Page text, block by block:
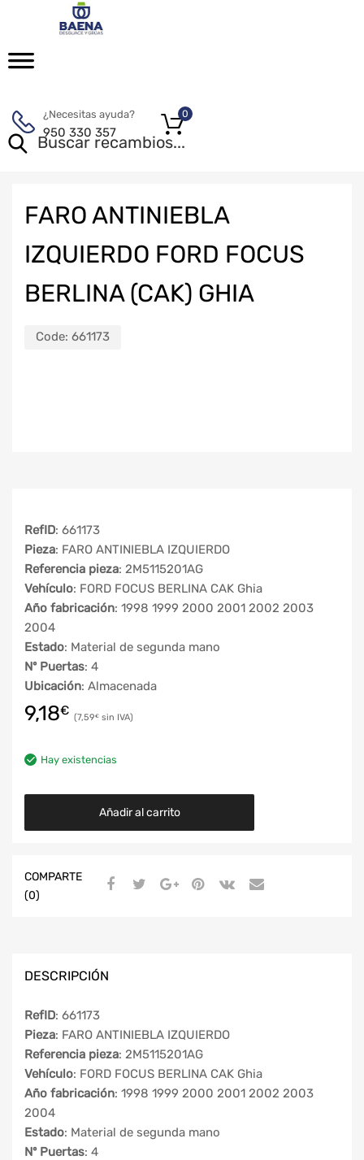
¿Necesitas ayuda?
950 330 357
0
FARO ANTINIEBLA
IZQUIERDO FORD FOCUS
BERLINA (CAK) GHIA
Code: 661173
RefID: 661173
Pieza: FARO ANTINIEBLA IZQUIERDO
Referencia pieza: 2M5115201AG
Vehículo: FORD FOCUS BERLINA CAK Ghia
Año fabricación: 1998 1999 2000 2001 2002 2003
2004
Estado: Material de segunda mano
Nº Puertas: 4
Ubicación: Almacenada
9,18€ 7,59€
Hay existencias
Añadir al carrito
COMPARTE
(0)
DESCRIPCIÓN
RefID: 661173
Pieza: FARO ANTINIEBLA IZQUIERDO
Referencia pieza: 2M5115201AG
Vehículo: FORD FOCUS BERLINA CAK Ghia
Año fabricación: 1998 1999 2000 2001 2002 2003
2004
Estado: Material de segunda mano
Nº Puertas: 4